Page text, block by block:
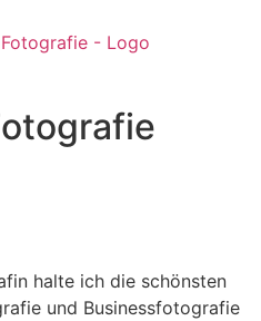
halte ich die schönsten
und Businessfotografie